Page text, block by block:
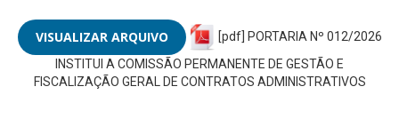
VISUALIZAR ARQUIVO
[pdf] PORTARIA Nº 012/2026
INSTITUI A COMISSÃO PERMANENTE DE GESTÃO E
FISCALIZAÇÃO GERAL DE CONTRATOS ADMINISTRATIVOS